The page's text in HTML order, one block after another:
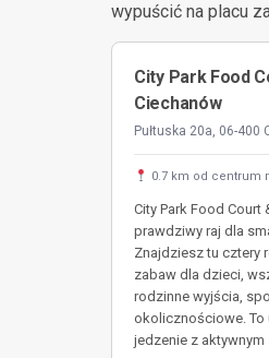
wypuścić na placu
City Park Food
Ciechanów
Pułtuska 20a, 06-400
0.7 km od centrum
City Park Food
prawdziwy raj dla
Znajdziesz tu cztery
zabaw dla dzieci,
rodzinne wyjścia,
okolicznościowe. To
jedzenie z